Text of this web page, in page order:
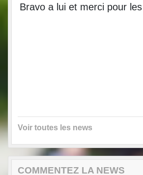
Bravo a lui et merci pour
Voir toutes les news
COMMENTEZ LA NEWS